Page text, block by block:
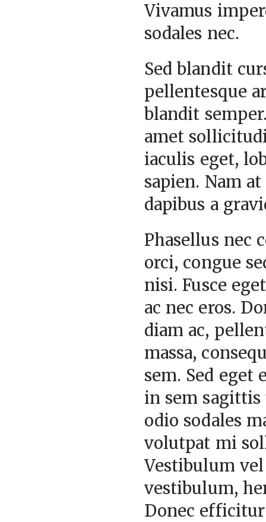
Vivamus
sodales nec.
Sed blandit
pellentesque
blandit
amet
iaculis eget,
sapien. Nam
dapibus a
Phasellus nec
orci, congue
nisi. Fusce
ac nec eros.
diam ac,
massa,
sem. Sed eget
in sem
odio sodales
volutpat mi
Vestibulum vel
vestibulum,
Donec